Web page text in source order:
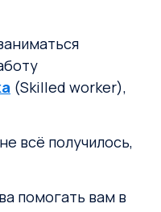
(Skilled worker),
всё получилось,
помогать вам в